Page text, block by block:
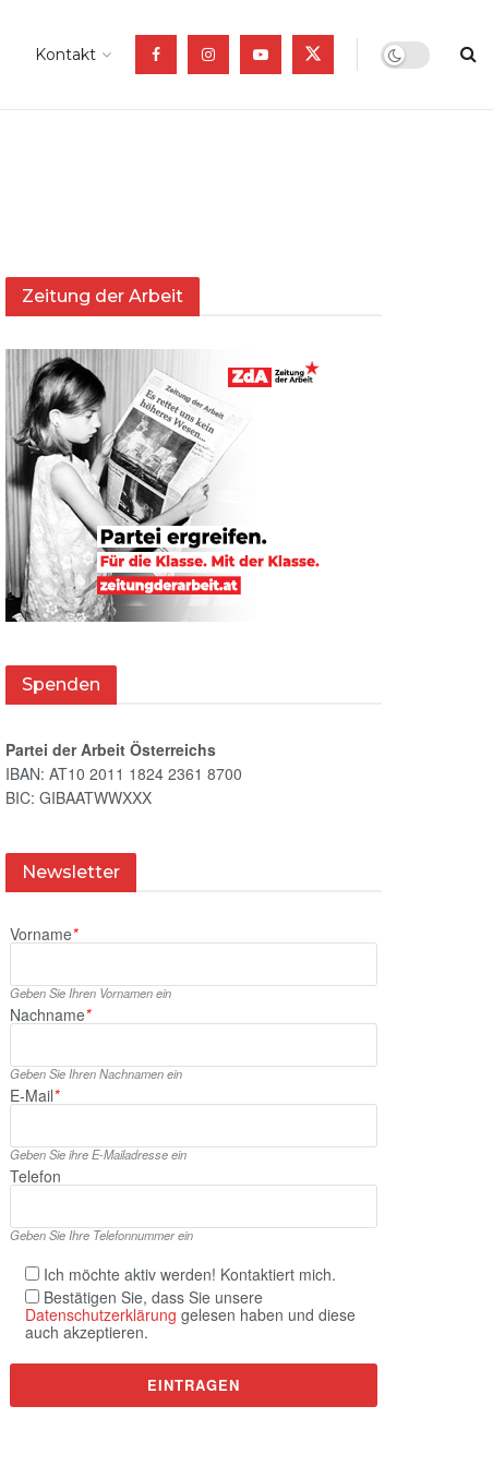
Kontakt
Zeitung der Arbeit
Spenden
Partei der Arbeit Österreichs
IBAN: AT10 2011 1824 2361 8700
BIC: GIBAATWWXXX
Newsletter
Vorname*
Geben Sie Ihren Vornamen ein
Nachname*
Geben Sie Ihren Nachnamen ein
E‑Mail*
Geben Sie ihre E‑Mailadresse ein
Telefon
Geben Sie Ihre Telefonnummer ein
Ich möchte aktiv werden! Kontaktiert mich.
Bestätigen Sie, dass Sie unsere
Datenschutzerklärung gelesen haben und diese
auch akzeptieren.